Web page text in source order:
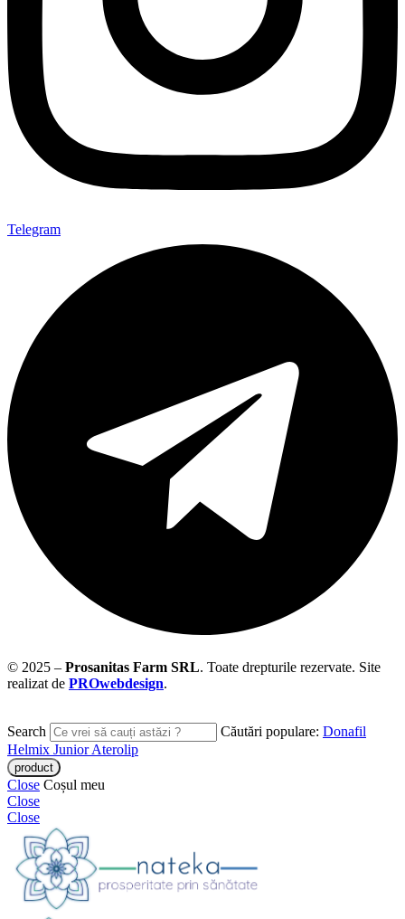
Telegram
© 2025 – Prosanitas Farm SRL. Toate drepturile rezervate. Site
realizat de PROwebdesign.
Search Căutări populare: Donafil
Helmix JuniorAterolip
Close Coșul meu
Close
Close